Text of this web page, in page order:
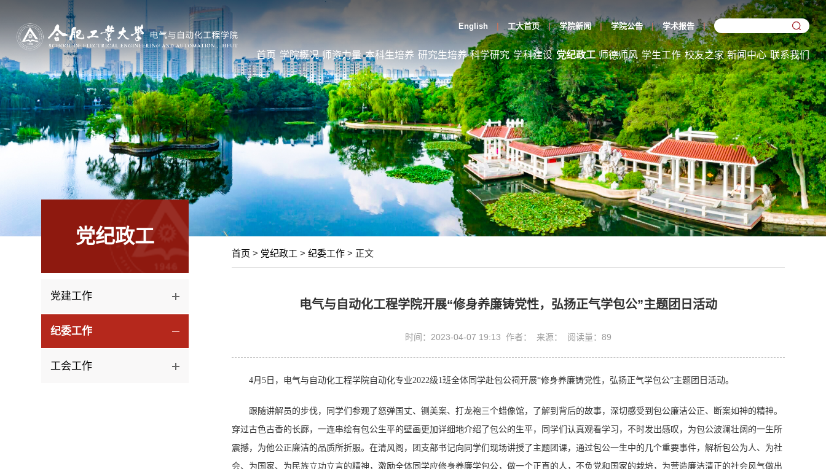
English 工大首页 学院新闻 学院公告 学术报告
首页 学院概况 师资力量 本科生培养 研究生培养 科学研究 学科建设 党纪政工 师德师风 学生工作 校友之家 新闻中心 联系我们
党纪政工
党建工作
纪委工作
工会工作
首页 > 党纪政工 >纪委工作 > 正文
电气与自动化工程学院开展“修身养廉铸党性，弘扬正气学包公”主题团日活动
时间：2023-04-07 19:13 作者： 来源： 阅读量： 89
4月5日，电气与自动化工程学院自动化专业2022级1班全体同学赴包公祠开展“修身养廉铸党性，弘扬正气学包公”主题团日活动。
跟随讲解员的步伐，同学们参观了怒弹国丈、铡美案、打龙袍三个蜡像馆，了解到背后的故事，深切感受到包公廉洁公正、断案如神的精神。
穿过古色古香的长廊，一连串绘有包公生平的壁画更加详细地介绍了包公的生平，同学们认真观看学习，不时发出感叹，为包公波澜壮阔的一生所
震撼，为他公正廉洁的品质所折服。在清风阁，团支部书记向同学们现场讲授了主题团课，通过包公一生中的几个重要事件，解析包公为人、为社
会、为国家、为民族立功立言的精神，激励全体同学应修身养廉学包公，做一个正直的人，不负党和国家的栽培，为营造廉洁清正的社会风气做出